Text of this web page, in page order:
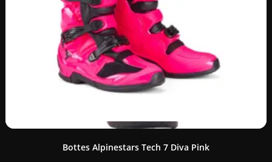
Bottes Alpinestars Tech 7 Diva Pink